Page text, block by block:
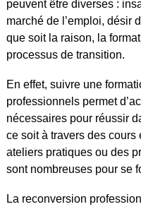
peuvent être diverses :
marché de l’emploi, désir
que soit la raison, la
processus de transition.
En effet, suivre une
professionnels permet
nécessaires pour réussir
ce soit à travers des
ateliers pratiques ou des
sont nombreuses pour se
La reconversion